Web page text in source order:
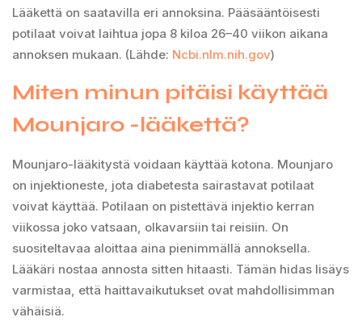
Lääkettä on saatavilla eri annoksina. Pääsääntöisesti
potilaat voivat laihtua jopa 8 kiloa 26–40 viikon aikana
annoksen mukaan. (Lähde: Ncbi.nlm.nih.gov)
Miten minun pitäisi käyttää
Mounjaro -lääkettä?
Mounjaro-lääkitystä voidaan käyttää kotona. Mounjaro
on injektioneste, jota diabetesta sairastavat potilaat
voivat käyttää. Potilaan on pistettävä injektio kerran
viikossa joko vatsaan, olkavarsiin tai reisiin. On
suositeltavaa aloittaa aina pienimmällä annoksella.
Lääkäri nostaa annosta sitten hitaasti. Tämän hidas lisäys
varmistaa, että haittavaikutukset ovat mahdollisimman
vähäisiä.